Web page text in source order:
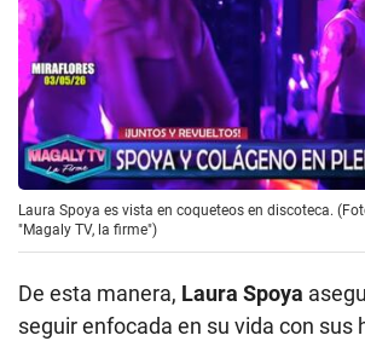
Laura Spoya es vista en coqueteos en discoteca.
"Magaly TV, la firme")
De esta manera, Laura Spoya
seguir enfocada en su vida con sus